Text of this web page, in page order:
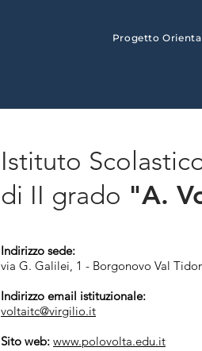
Progetto
Istituto
di II grado "A.
Indirizzo sede:
via G. Galilei, 1 - Borgonovo Val
Indirizzo email istituzionale:
voltaitc@virgilio.it
Sito web: www.polovolta.edu.it